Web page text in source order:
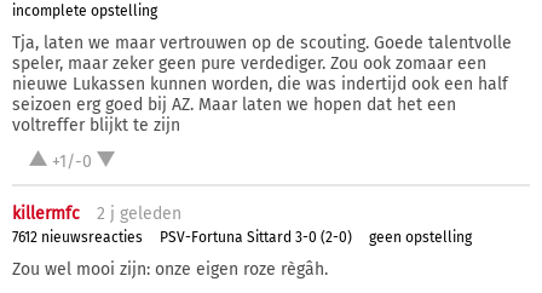
incomplete opstelling
Tja, laten we maar vertrouwen op de scouting. Goede talentvolle
speler, maar zeker geen pure verdediger. Zou ook zomaar een
nieuwe Lukassen kunnen worden, die was indertijd ook een half
seizoen erg goed bij AZ. Maar laten we hopen dat het een
voltreffer blijkt te zijn
+1/-0
killermfc 2 j geleden
7612 nieuwsreacties PSV-Fortuna Sittard 3-0 (2-0) geen opstelling
Zou wel mooi zijn: onze eigen roze règâh.